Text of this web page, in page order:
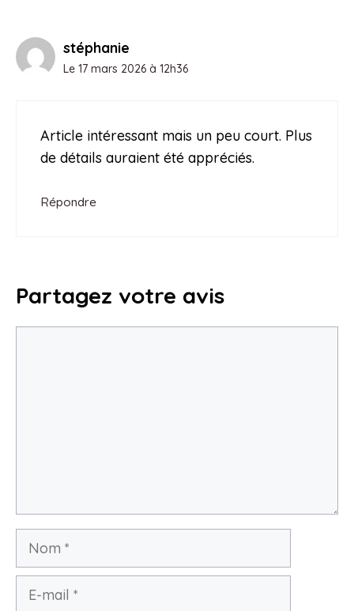
stéphanie
Le 17 mars 2026 à 12h36
Article intéressant mais un peu court. Plus
de détails auraient été appréciés.
Répondre
Partagez votre avis
Nom